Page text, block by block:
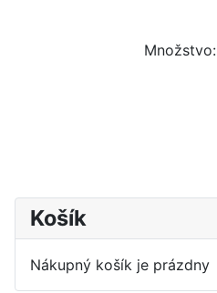
Množstvo:
Košík
Nákupný košík je prázdny